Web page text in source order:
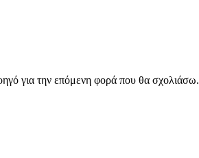
για την επόμενη φορά που θα σχολιάσω.